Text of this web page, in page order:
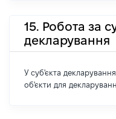
15. Робота за
декларування
У суб'єкта декларування
об'єкти для